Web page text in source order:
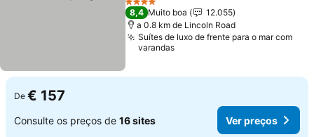
4 Estrelas
8,4 Muito boa
12.055
a 0.8 km de Lincoln Road
Suítes de luxo de frente para o mar com
varandas
De € 157
Consulte os preços de 16 sites Ver preços